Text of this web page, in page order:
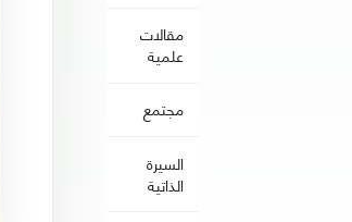
مقالات
علمية
مجتمع
السيرة
الذاتية